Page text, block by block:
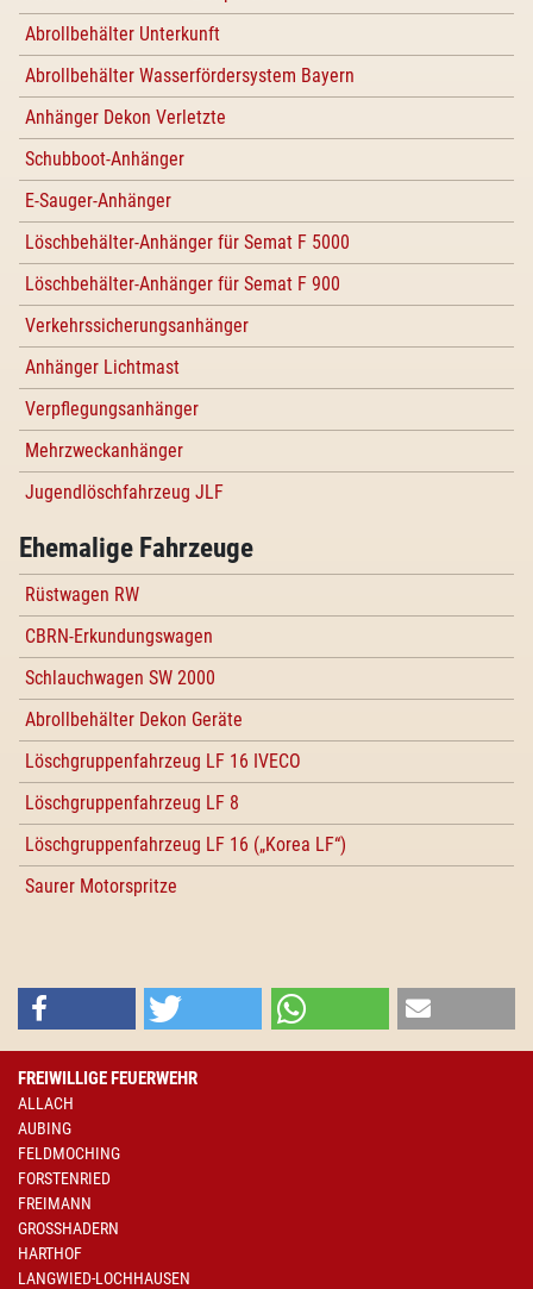
Abrollbehälter Unterkunft
Abrollbehälter Wasserfördersystem Bayern
Anhänger Dekon Verletzte
Schubboot-Anhänger
E-Sauger-Anhänger
Löschbehälter-Anhänger für Semat F 5000
Löschbehälter-Anhänger für Semat F 900
Verkehrssicherungsanhänger
Anhänger Lichtmast
Verpflegungsanhänger
Mehrzweckanhänger
Jugendlöschfahrzeug JLF
Ehemalige Fahrzeuge
Rüstwagen RW
CBRN-Erkundungswagen
Schlauchwagen SW 2000
Abrollbehälter Dekon Geräte
Löschgruppenfahrzeug LF 16 IVECO
Löschgruppenfahrzeug LF 8
Löschgruppenfahrzeug LF 16 („Korea LF“)
Saurer Motorspritze
FREIWILLIGE FEUERWEHR
ALLACH
AUBING
FELDMOCHING
FORSTENRIED
FREIMANN
GROSSHADERN
HARTHOF
LANGWIED-LOCHHAUSEN